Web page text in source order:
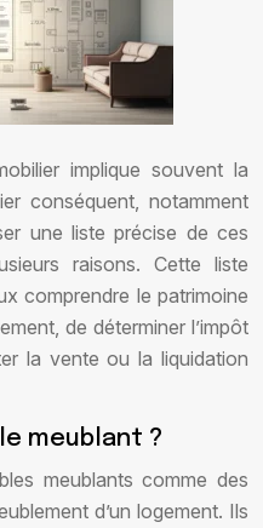
implique souvent la
conséquent, notamment
une liste précise de ces
raisons. Cette liste
comprendre le patrimoine
de déterminer l’impôt
la vente ou la liquidation
meublant ?
meublants comme des
d’un logement. Ils